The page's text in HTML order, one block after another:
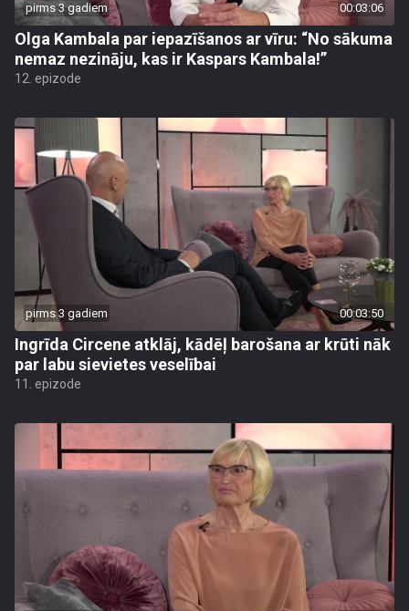
pirms 3 gadiem 00:03:06
Olga Kambala par iepazīšanos ar vīru: “No sākuma
nemaz nezināju, kas ir Kaspars Kambala!”
12. epizode
pirms 3 gadiem 00:03:50
Ingrīda Circene atklāj, kādēļ barošana ar krūti nāk
par labu sievietes veselībai
11. epizode